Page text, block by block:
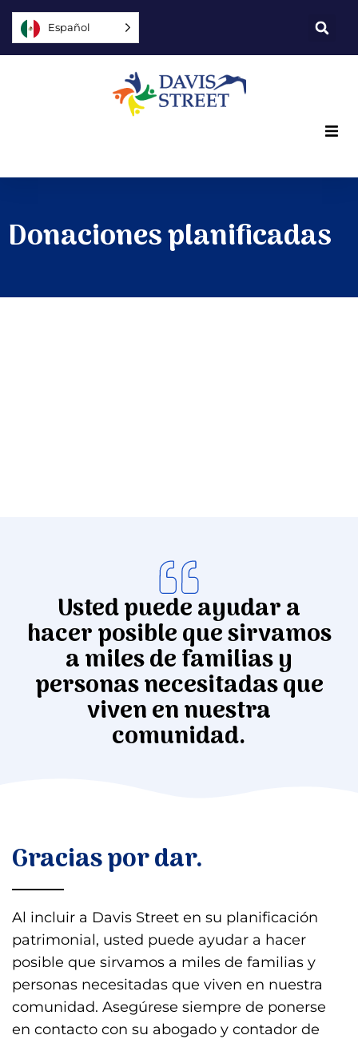
Español
Donaciones planificadas
Usted puede ayudar a
hacer posible que sirvamos
a miles de familias y
personas necesitadas que
viven en nuestra
comunidad.
Gracias por dar.
Al incluir a Davis Street en su planificación
patrimonial, usted puede ayudar a hacer
posible que sirvamos a miles de familias y
personas necesitadas que viven en nuestra
comunidad. Asegúrese siempre de ponerse
en contacto con su abogado y contador de